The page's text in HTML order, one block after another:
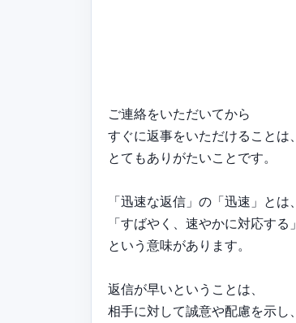
ご連絡をいただいてから
すぐに返事をいただけることは、
とてもありがたいことです。
「迅速な返信」の「迅速」とは、
「すばやく、速やかに対応する」
という意味があります。
返信が早いということは、
相手に対して誠意や配慮を示し、